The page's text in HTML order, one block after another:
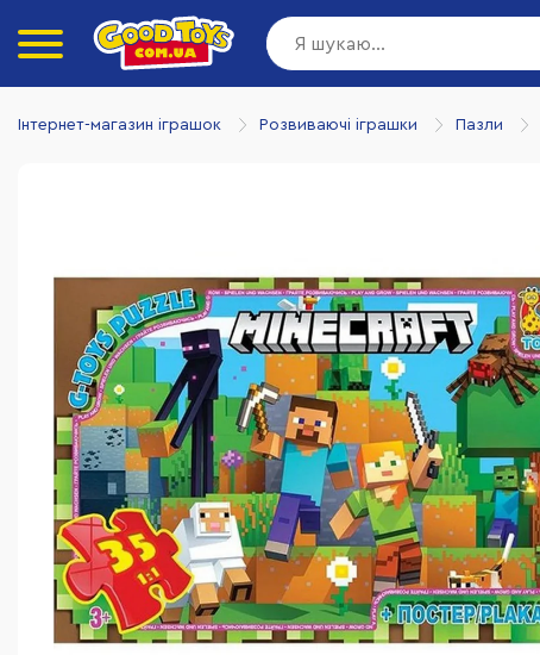
Інтернет-магазин іграшок Розвиваючі іграшки Пазли